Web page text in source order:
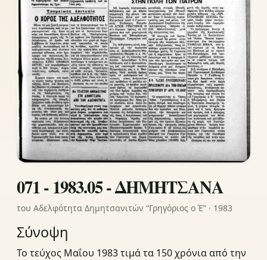
071 - 1983.05 - ΔΗΜΗΤΣΑΝΑ
του Αδελφότητα Δημητσανιτών “Γρηγόριος ο Έ” · 1983
Σύνοψη
Το τεύχος Μαΐου 1983 τιμά τα 150 χρόνια από την